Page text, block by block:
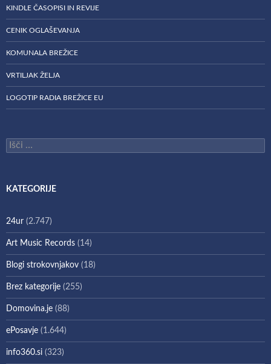
KINDLE ČASOPISI IN REVIJE
CENIK OGLAŠEVANJA
KOMUNALA BREŽICE
VRTILJAK ŽELJA
LOGOTIP RADIA BREŽICE EU
Išči:
KATEGORIJE
24ur (2.747)
Art Music Records (14)
Blogi strokovnjakov (18)
Brez kategorije (255)
Domovina.je (88)
ePosavje (1.644)
info360.si (323)